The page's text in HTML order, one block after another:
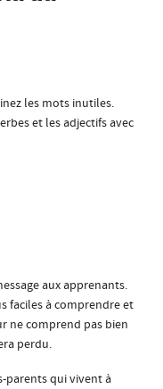
les mots inutiles.
et les adjectifs avec
aux apprenants.
faciles à comprendre et
ne comprend pas bien
perdu.
parents qui vivent à